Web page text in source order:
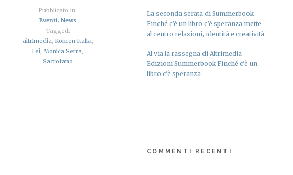
Pubblicato in:
Eventi, News
Tagged:
altrimedia, Komen Italia,
Lei,Monica Serra,
Sacrofano
La seconda serata di Summerbook
Finché c’è un libro c’è speranza mette
al centro relazioni, identità e creatività
Al via la rassegna di Altrimedia
Edizioni Summerbook Finché c’è un
libro c’è speranza
COMMENTI RECENTI